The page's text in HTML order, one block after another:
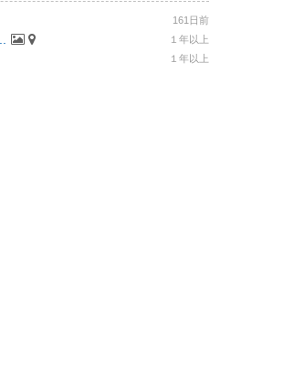
161日前
１年以上
１年以上